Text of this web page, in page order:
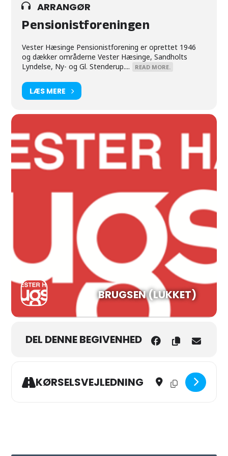
ARRANGØR
Pensionistforeningen
Vester Hæsinge Pensionistforening er oprettet 1946
og dækker områderne Vester Hæsinge, Sandholts
Lyndelse, Ny- og Gl. Stenderup....
READ MORE.
LÆS MERE
BRUGSEN (LUKKET)
DEL DENNE BEGIVENHED
KØRSELSVEJLEDNING Address - Udflugt til
Destination